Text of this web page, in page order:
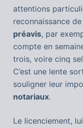
attentions
reconnaissance
préavis, par
compte en
trois, voire cinq
C’est une lente
souligner leur
notariaux.
Le licenciement,